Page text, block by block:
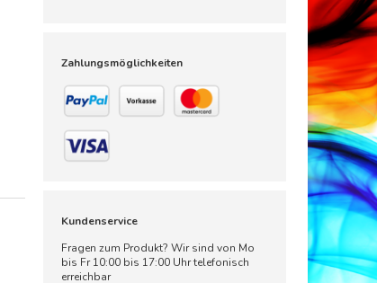
Zahlungsmöglichkeiten
Kundenservice
Fragen zum Produkt? Wir sind von Mo
bis Fr 10:00 bis 17:00 Uhr telefonisch
erreichbar